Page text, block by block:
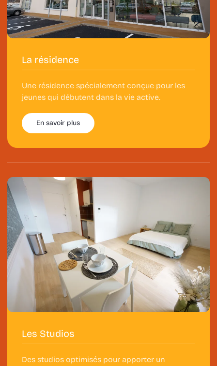
La résidence
Une résidence spécialement conçue pour les
jeunes qui débutent dans la vie active.
En savoir plus
Les Studios
Des studios optimisés pour apporter un